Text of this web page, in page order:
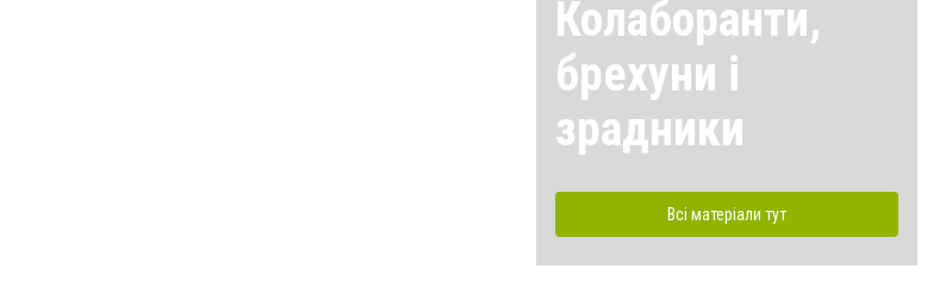
Колаборанти,
брехуни і
зрадники
Всі матеріали тут